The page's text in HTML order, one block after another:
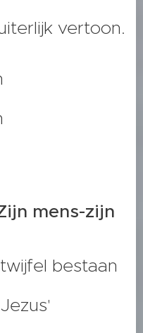
vertoon.
mens-zijn
bestaan